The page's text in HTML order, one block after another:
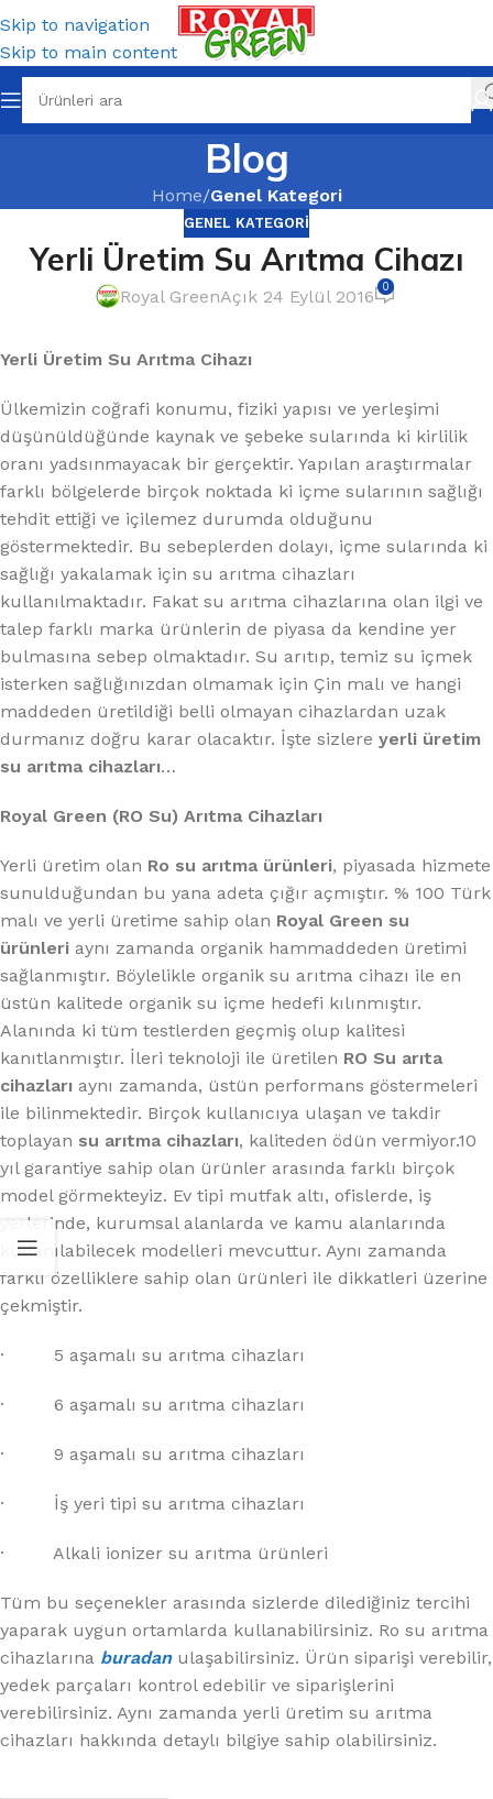
Skip to navigation
Skip to main content
Blog
Home/Genel Kategori
GENEL KATEGORI
Yerli Üretim Su Arıtma Cihazı
Royal GreenAçık 24 Eylül 2016 0
Yerli Üretim Su Arıtma Cihazı
Ülkemizin coğrafi konumu, fiziki yapısı ve yerleşimi
düşünüldüğünde kaynak ve şebeke sularında ki kirlilik
oranı yadsınmayacak bir gerçektir. Yapılan araştırmalar
farklı bölgelerde birçok noktada ki içme sularının sağlığı
tehdit ettiği ve içilemez durumda olduğunu
göstermektedir. Bu sebeplerden dolayı, içme sularında ki
sağlığı yakalamak için su arıtma cihazları
kullanılmaktadır. Fakat su arıtma cihazlarına olan ilgi ve
talep farklı marka ürünlerin de piyasa da kendine yer
bulmasına sebep olmaktadır. Su arıtıp, temiz su içmek
isterken sağlığınızdan olmamak için Çin malı ve hangi
maddeden üretildiği belli olmayan cihazlardan uzak
durmanız doğru karar olacaktır. İşte sizlere yerli üretim
su arıtma cihazları…
Royal Green (RO Su) Arıtma Cihazları
Yerli üretim olan Ro su arıtma ürünleri, piyasada hizmete
sunulduğundan bu yana adeta çığır açmıştır. % 100 Türk
malı ve yerli üretime sahip olan Royal Green su
ürünleri aynı zamanda organik hammaddeden üretimi
sağlanmıştır. Böylelikle organik su arıtma cihazı ile en
üstün kalitede organik su içme hedefi kılınmıştır.
Alanında ki tüm testlerden geçmiş olup kalitesi
kanıtlanmıştır. İleri teknoloji ile üretilen RO Su arıta
cihazları aynı zamanda, üstün performans göstermeleri
ile bilinmektedir. Birçok kullanıcıya ulaşan ve takdir
toplayan su arıtma cihazları, kaliteden ödün vermiyor.10
yıl garantiye sahip olan ürünler arasında farklı birçok
model görmekteyiz. Ev tipi mutfak altı, ofislerde, iş
yerlerinde, kurumsal alanlarda ve kamu alanlarında
kullanılabilecek modelleri mevcuttur. Aynı zamanda
farklı özelliklere sahip olan ürünleri ile dikkatleri üzerine
çekmiştir.
· 5 aşamalı su arıtma cihazları
· 6 aşamalı su arıtma cihazları
· 9 aşamalı su arıtma cihazları
· İş yeri tipi su arıtma cihazları
· Alkali ionizer su arıtma ürünleri
Tüm bu seçenekler arasında sizlerde dilediğiniz tercihi
yaparak uygun ortamlarda kullanabilirsiniz. Ro su arıtma
cihazlarına buradanulaşabilirsiniz. Ürün siparişi verebilir,
yedek parçaları kontrol edebilir ve siparişlerini
verebilirsiniz. Aynı zamanda yerli üretim su arıtma
cihazları hakkında detaylı bilgiye sahip olabilirsiniz.